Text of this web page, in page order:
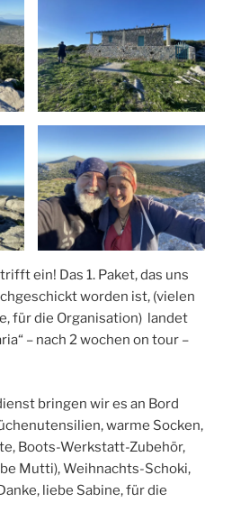
ein! Das 1. Paket, das uns
worden ist, (vielen
für die Organisation) landet
– nach 2 wochen on tour –
bringen wir es an Bord
warme Socken,
Boots-Werkstatt-Zubehör,
Mutti), Weihnachts-Schoki,
liebe Sabine, für die